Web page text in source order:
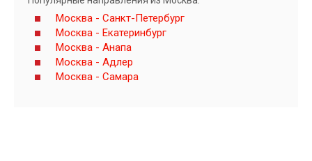
Москва - Санкт-Петербург
Москва - Екатеринбург
Москва - Анапа
Москва - Адлер
Москва - Самара